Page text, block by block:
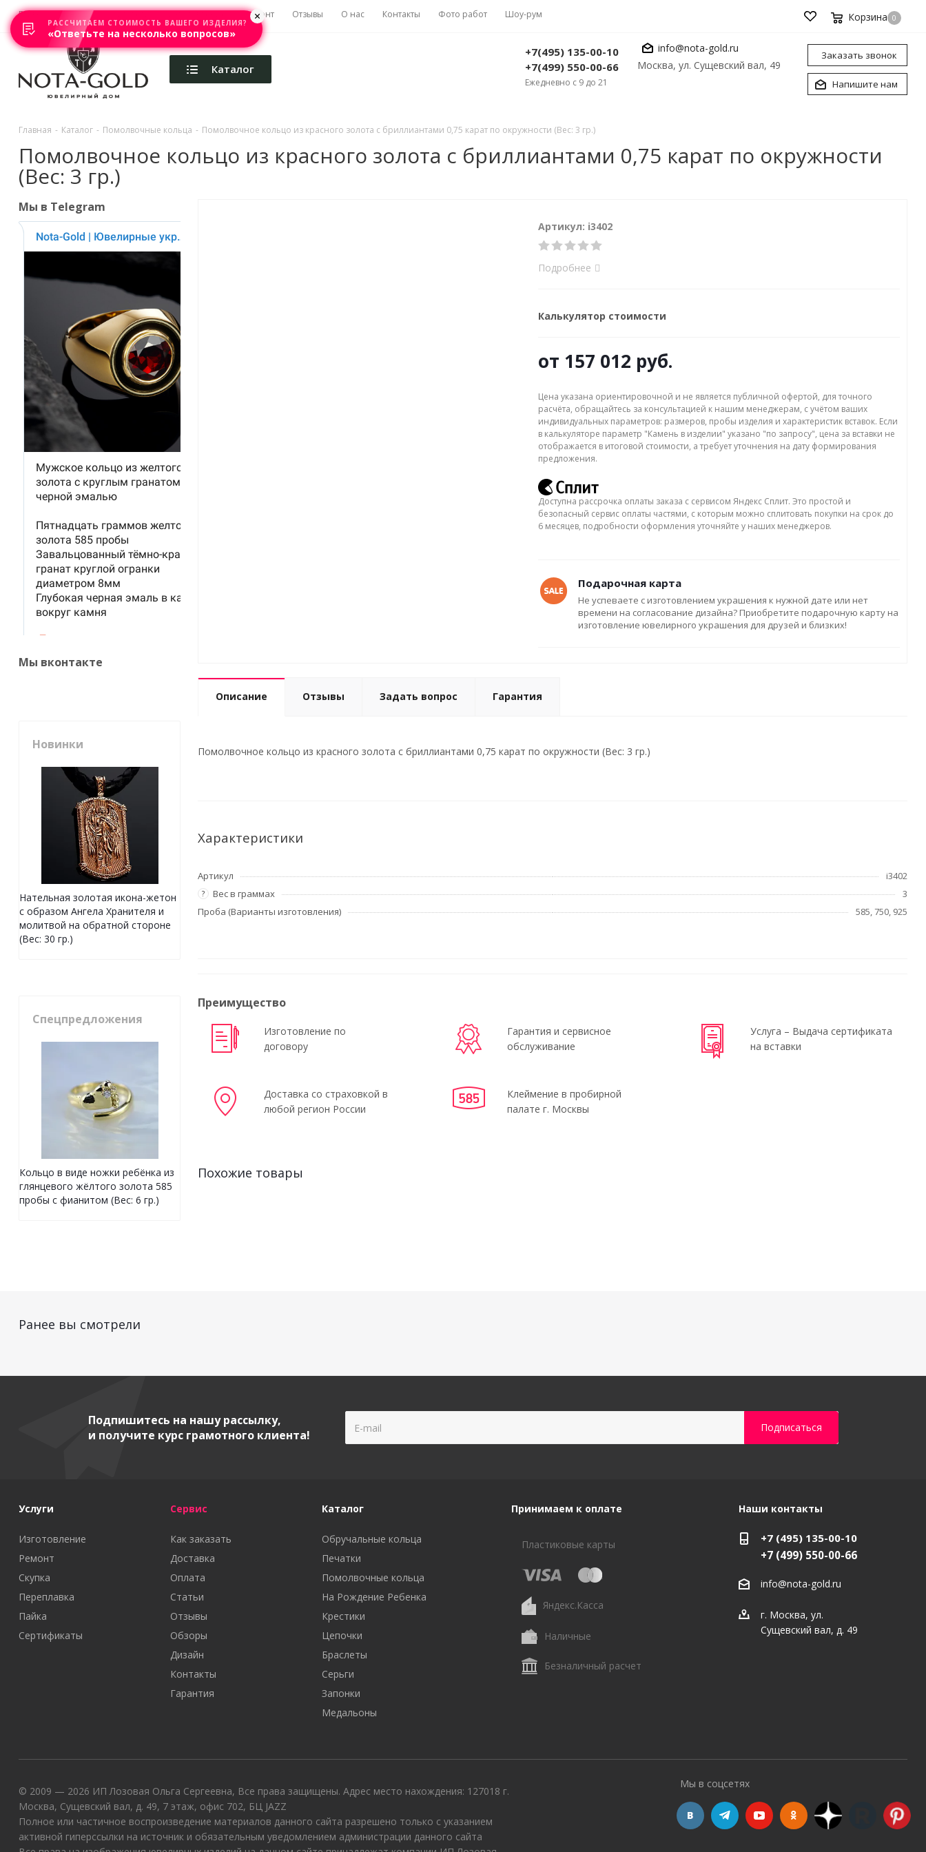
Главная Акции Каталоги Изготовление Ремонт Отзывы О нас Контакты Фото работ Шоу-рум Корзина 0
Каталог
+7(495) 135-00-10
+7(499) 550-00-66
Ежедневно с 9 до 21
info@nota-gold.ru
Москва, ул. Сущевский вал, 49
Заказать звонок
Напишите нам
Главная - Каталог - Помолвочные кольца - Помолвочное кольцо из красного золота с бриллиантами 0,75 карат по окружности (Вес: 3 гр.)
Помолвочное кольцо из красного золота с бриллиантами 0,75 карат по окружности
(Вес: 3 гр.)
Артикул: i3402
Подробнее
Калькулятор стоимости
от 157 012 руб.
Цена указана ориентировочной и не является публичной офертой, для точного
расчёта, обращайтесь за консультацией к нашим менеджерам, с учётом ваших
индивидуальных параметров: размеров, пробы изделия и характеристик вставок. Если
в калькуляторе параметр "Камень в изделии" указано "по запросу", цена за вставки не
отображается в итоговой стоимости, а требует уточнения на дату формирования
предложения.
Доступна рассрочка оплаты заказа с сервисом Яндекс Сплит. Это простой и
безопасный сервис оплаты частями, с которым можно сплитовать покупки на срок до
6 месяцев, подробности оформления уточняйте у наших менеджеров.
Подарочная карта
Не успеваете с изготовлением украшения к нужной дате или нет
времени на согласование дизайна? Приобретите подарочную карту на
изготовление ювелирного украшения для друзей и близких!
Описание Отзывы Задать вопрос Гарантия
Помолвочное кольцо из красного золота с бриллиантами 0,75 карат по окружности (Вес: 3 гр.)
Характеристики
Артикул i3402
? Вес в граммах
3
Проба (Варианты изготовления)
585, 750, 925
Преимущество
Изготовление по
договору
Гарантия и сервисное
обслуживание
Услуга – Выдача сертификата
на вставки
Доставка со страховкой в
любой регион России
Клеймение в пробирной
палате г. Москвы
Похожие товары
Мы в Telegram
Мы вконтакте
Новинки
Нательная золотая икона-жетон
с образом Ангела Хранителя и
молитвой на обратной стороне
(Вес: 30 гр.)
Спецпредложения
Кольцо в виде ножки ребёнка из
глянцевого жёлтого золота 585
пробы с фианитом (Вес: 6 гр.)
Ранее вы смотрели
Подпишитесь на нашу рассылку,
и получите курс грамотного клиента!
Услуги
Изготовление
Ремонт
Скупка
Переплавка
Пайка
Сертификаты
Сервис
Как заказать
Доставка
Оплата
Статьи
Отзывы
Обзоры
Дизайн
Контакты
Гарантия
Каталог
Обручальные кольца
Печатки
Помолвочные кольца
На Рождение Ребенка
Крестики
Цепочки
Браслеты
Серьги
Запонки
Медальоны
Принимаем к оплате
Пластиковые карты
Яндекс.Касса
Наличные
Безналичный расчет
Наши контакты
+7 (495) 135-00-10
+7 (499) 550-00-66
info@nota-gold.ru
г. Москва, ул.
Сущевский вал, д. 49
© 2009 — 2026 ИП Лозовая Ольга Сергеевна, Все права защищены. Адрес место нахождения: 127018 г.
Москва, Сущевский вал, д. 49, 7 этаж, офис 702, БЦ JAZZ
Полное или частичное воспроизведение материалов данного сайта разрешено только с указанием
активной гиперссылки на источник и обязательным уведомлением администрации данного сайта
Мы в соцсетях
РАССЧИТАЕМ СТОИМОСТЬ ВАШЕГО ИЗДЕЛИЯ?
«Ответьте на несколько вопросов»